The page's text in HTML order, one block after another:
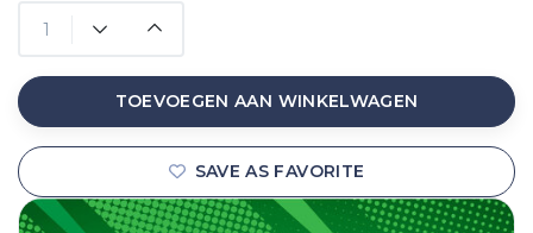
TOEVOEGEN AAN WINKELWAGEN
SAVE AS FAVORITE